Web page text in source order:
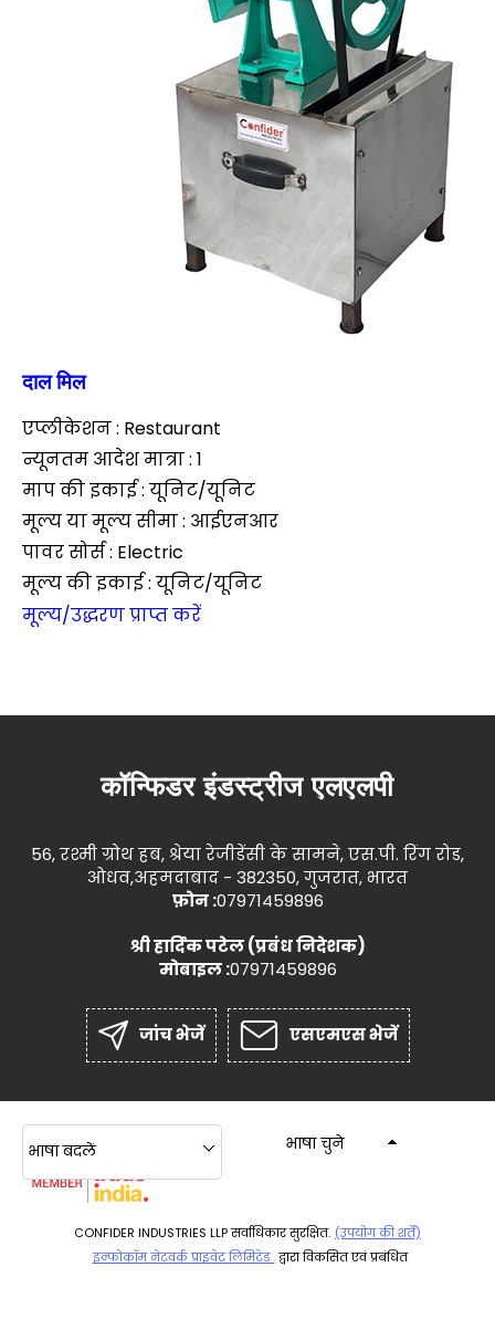
दाल मिल
एप्लीकेशन : Restaurant
न्यूनतम आदेश मात्रा : 1
माप की इकाई : यूनिट/यूनिट
मूल्य या मूल्य सीमा : आईएनआर
पावर सोर्स : Electric
मूल्य की इकाई : यूनिट/यूनिट
मूल्य/उद्धरण प्राप्त करें
कॉन्फिडर इंडस्ट्रीज एलएलपी
56, रश्मी ग्रोथ हब, श्रेया रेजीडेंसी के सामने, एस.पी. रिंग रोड,
ओधव,अहमदाबाद - 382350, गुजरात, भारत
फ़ोन :07971459896
श्री हार्दिक पटेल(प्रबंध निदेशक)
मोबाइल :07971459896
जांच भेजें एसएमएस भेजें
CONFIDER INDUSTRIES LLP सर्वाधिकार सुरक्षित. (उपयोग की शर्तें)
इन्फोकॉम नेटवर्क प्राइवेट लिमिटेड .द्वारा विकसित एवं प्रबंधित
भाषा बदलें भाषा चुने